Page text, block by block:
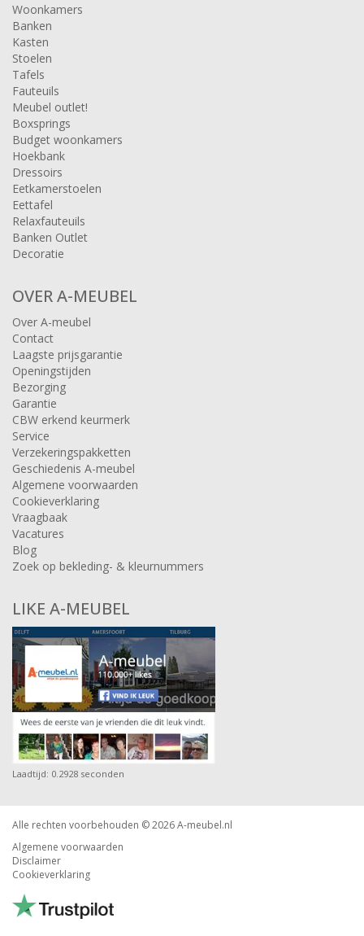
Woonkamers
Banken
Kasten
Stoelen
Tafels
Fauteuils
Meubel outlet!
Boxsprings
Budget woonkamers
Hoekbank
Dressoirs
Eetkamerstoelen
Eettafel
Relaxfauteuils
Banken Outlet
Decoratie
OVER A-MEUBEL
Over A-meubel
Contact
Laagste prijsgarantie
Openingstijden
Bezorging
Garantie
CBW erkend keurmerk
Service
Verzekeringspakketten
Geschiedenis A-meubel
Algemene voorwaarden
Cookieverklaring
Vraagbaak
Vacatures
Blog
Zoek op bekleding- & kleurnummers
LIKE A-MEUBEL
Laadtijd: 0.2928 seconden
Alle rechten voorbehouden © 2026A-meubel.nl
Algemene voorwaarden
Disclaimer
Cookieverklaring